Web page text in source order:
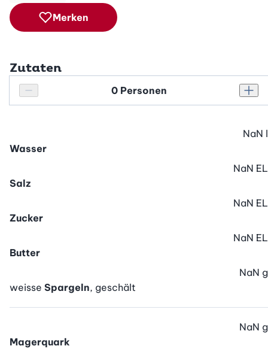
Merken
Zutaten
Personenanzahl verringern
Personenanzahl
Wasser
NaN l
Salz
NaN EL
Zucker
NaN EL
Butter
NaN EL
weisse Spargeln, geschält
NaN g
Magerquark
NaN g